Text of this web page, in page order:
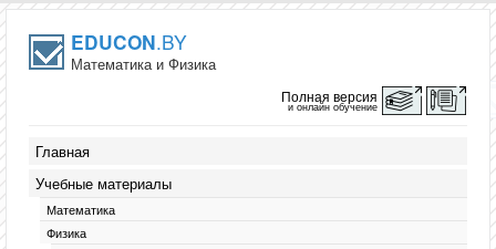
EDUCON.BY
Математика и Физика
Полная версия
и онлайн обучение
Главная
Учебные материалы
Математика
Физика